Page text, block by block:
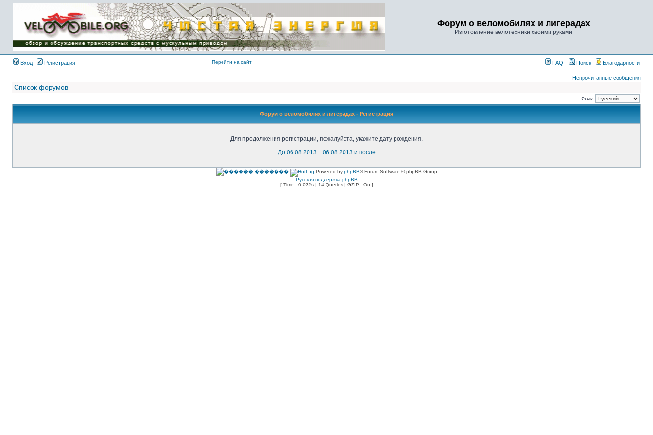
Имя пользователя:
Пароль:
{ LOG_ME_IN_SHORT
}
Форум о веломобилях и лигерадах
Изготовление велотехники своими руками
Вход Регистрация Перейти на сайт FAQ Поиск Благодарности
Непрочитанные сообщения
Список форумов
Язык:
Форум о веломобилях и лигерадах - Регистрация
Для продолжения регистрации, пожалуйста, укажите дату рождения.
До 06.08.2013 :: 06.08.2013 и после
Powered by phpBB® Forum Software © phpBB Group
Русская поддержка phpBB
[ Time : 0.032s | 14 Queries | GZIP : On ]